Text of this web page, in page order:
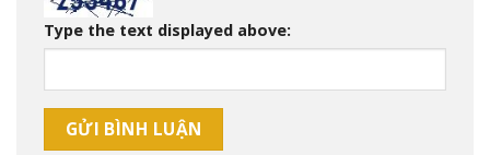
Type the text displayed above: